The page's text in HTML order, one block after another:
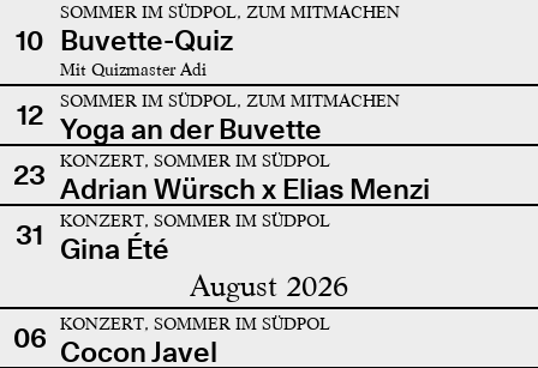
10
SOMMER IM SÜDPOL, ZUM MITMACHEN
Buvette-Quiz
Mit Quizmaster Adi
12 SOMMER IM SÜDPOL, ZUM MITMACHEN
Yoga an der Buvette
23
KONZERT, SOMMER IM SÜDPOL
Adrian Würsch x Elias Menzi
31
KONZERT, SOMMER IM SÜDPOL
Gina Été
August 2026
06 KONZERT, SOMMER IM SÜDPOL
Cocon Javel